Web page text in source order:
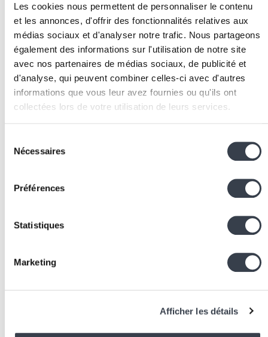
Les cookies nous permettent de personnaliser le contenu
et les annonces, d'offrir des fonctionnalités relatives aux
médias sociaux et d'analyser notre trafic. Nous partageons
également des informations sur l'utilisation de notre site
avec nos partenaires de médias sociaux, de publicité et
d'analyse, qui peuvent combiner celles-ci avec d'autres
informations que vous leur avez fournies ou qu'ils ont
collectées lors de votre utilisation de leurs services.
process your information.
Nécessaires
Préférences
Statistiques
Marketing
Afficher les détails
Définir des interfaces entre modules: les modules
ne doivent pas accéder directement aux modèles
des autres modules. Utiliser des services ou des
signaux Django.
Écrire des tests: les tests unitaires et d'intégration
sont essentiels pour maintenir la confiance lors des
modifications dans un monolithe.
Optimiser les performances: utiliser le cache
), optimiser les requêtes ORM
Déployer avec CI/CD
: automatiser le processus de
fiables.
: un monolithe non
maintenu peut devenir un "big ball of mud". Investir
régulièrement dans le
Technologies et outils
associés
les monolithes web, avec batteries incluses (ORM,